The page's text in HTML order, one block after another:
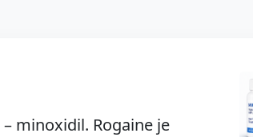
minoxidil. Rogaine je